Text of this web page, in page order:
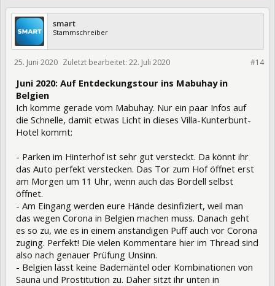
smart
Stammschreiber
#14
25. Juni 2020 Zuletzt bearbeitet: 22. Juli 2020
Juni 2020: Auf Entdeckungstour ins Mabuhay in
Belgien
Ich komme gerade vom Mabuhay. Nur ein paar Infos auf
die Schnelle, damit etwas Licht in dieses Villa-Kunterbunt-
Hotel kommt:
- Parken im Hinterhof ist sehr gut versteckt. Da könnt ihr
das Auto perfekt verstecken. Das Tor zum Hof öffnet erst
am Morgen um 11 Uhr, wenn auch das Bordell selbst
öffnet.
- Am Eingang werden eure Hände desinfiziert, weil man
das wegen Corona in Belgien machen muss. Danach geht
es so zu, wie es in einem anständigen Puff auch vor Corona
zuging. Perfekt! Die vielen Kommentare hier im Thread sind
also nach genauer Prüfung Unsinn.
- Belgien lässt keine Bademäntel oder Kombinationen von
Sauna und Prostitution zu. Daher sitzt ihr unten in